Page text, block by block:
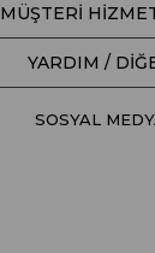
MÜŞTERİ
YARDIM /
SOSYAL